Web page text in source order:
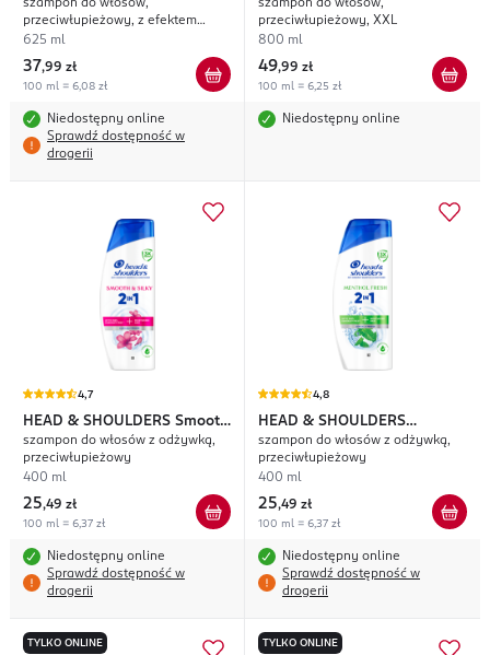
Menthol Fresh
szampon do włosów,
przeciwłupieżowy, z efektem
chłodzącym
625 ml
37,99 zł
100 ml = 6,08 zł
Niedostępny online
Sprawdź dostępność w
drogerii
Ultra Old Spice
szampon do włosów,
przeciwłupieżowy, XXL
800 ml
49,99 zł
100 ml = 6,25 zł
Niedostępny online
4,7
HEAD & SHOULDERS Smooth
& Silky
szampon do włosów z odżywką,
przeciwłupieżowy
400 ml
25,49 zł
100 ml = 6,37 zł
Niedostępny online
Sprawdź dostępność w
drogerii
4,8
HEAD & SHOULDERS
Menthol Fresh
szampon do włosów z odżywką,
przeciwłupieżowy
400 ml
25,49 zł
100 ml = 6,37 zł
Niedostępny online
Sprawdź dostępność w
drogerii
TYLKO ONLINE TYLKO ONLINE